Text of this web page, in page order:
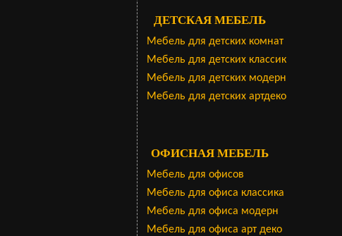
ДЕТСКАЯ МЕБЕЛЬ
Мебель для детских комнат
Мебель для детских классик
Мебель для детских модерн
Мебель для детских артдеко
ОФИСНАЯ МЕБЕЛЬ
Мебель для офисов
Мебель для офиса классика
Мебель для офиса модерн
Мебель для офиса арт деко